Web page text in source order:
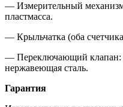
— Измерительный механизм
пластмасса.
— Крыльчатка (оба
— Переключающий клапан:
нержавеющая сталь.
Гарантия